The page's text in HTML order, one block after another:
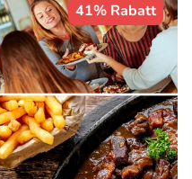
41% Rabatt